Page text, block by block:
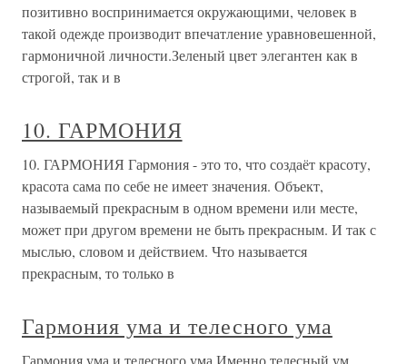
позитивно воспринимается окружающими, человек в
такой одежде производит впечатление уравновешенной,
гармоничной личности.Зеленый цвет элегантен как в
строгой, так и в
10. ГАРМОНИЯ
10. ГАРМОНИЯ Гармония - это то, что создаёт красоту,
красота сама по себе не имеет значения. Объект,
называемый прекрасным в одном времени или месте,
может при другом времени не быть прекрасным. И так с
мыслью, словом и действием. Что называется
прекрасным, то только в
Гармония ума и телесного ума
Гармония ума и телесного ума Именно телесный ум